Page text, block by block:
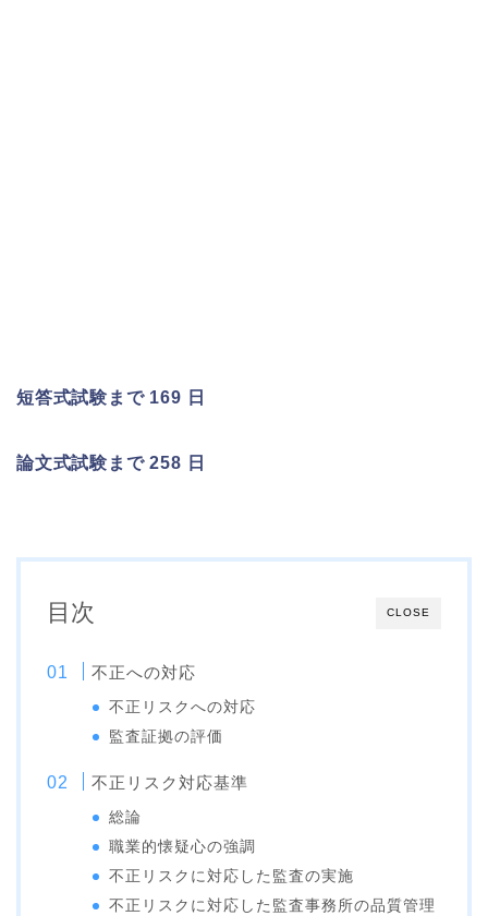
短答式試験まで 169 日
論文式試験まで 258 日
CLOSE
目次
不正への対応
不正リスクへの対応
監査証拠の評価
不正リスク対応基準
総論
職業的懐疑心の強調
不正リスクに対応した監査の実施
不正リスクに対応した監査事務所の品質管理